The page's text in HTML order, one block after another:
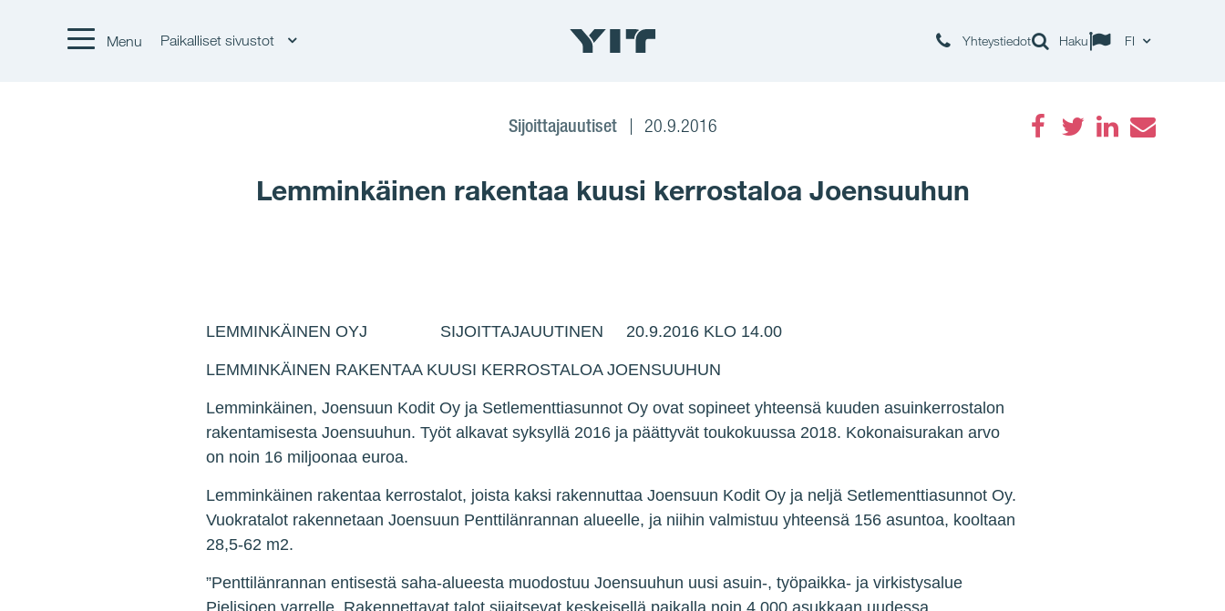
Menu Paikalliset sivustot Yhteystiedot Haku FI
Sijoittajauutiset 20.9.2016
Lemminkäinen rakentaa kuusi kerrostaloa Joensuuhun
LEMMINKÄINEN OYJ SIJOITTAJAUUTINEN 20.9.2016 KLO 14.00
LEMMINKÄINEN RAKENTAA KUUSI KERROSTALOA JOENSUUHUN
Lemminkäinen, Joensuun Kodit Oy ja Setlementtiasunnot Oy ovat sopineet yhteensä kuuden asuinkerrostalon
rakentamisesta Joensuuhun. Työt alkavat syksyllä 2016 ja päättyvät toukokuussa 2018. Kokonaisurakan arvo
on noin 16 miljoonaa euroa.
Lemminkäinen rakentaa kerrostalot, joista kaksi rakennuttaa Joensuun Kodit Oy ja neljä Setlementtiasunnot Oy.
Vuokratalot rakennetaan Joensuun Penttilänrannan alueelle, ja niihin valmistuu yhteensä 156 asuntoa, kooltaan
28,5-62 m2.
”Penttilänrannan entisestä saha-alueesta muodostuu Joensuuhun uusi asuin-, työpaikka- ja virkistysalue
Pielisjoen varrelle. Rakennettavat talot sijaitsevat keskeisellä paikalla noin 4 000 asukkaan uudessa